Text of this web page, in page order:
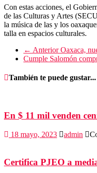
Con estas acciones, el
de las Culturas y Artes
la música de las y los
talla en espacios culturales.
← AnteriorOaxaca,
Cumple Salomón
También te puede gustar...
En $ 11 mil venden
18 mayo, 2023 admin
Certifica PJEO a